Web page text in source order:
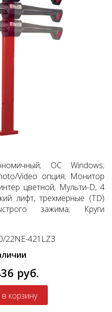
ОС Windows;
Video опция; Монитор
цветной; Мульти-D, 4
лифт, трехмерные (TD)
зажима; Круги
22NE-421LZ3
руб.